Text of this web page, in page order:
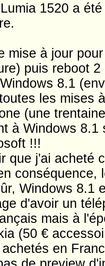
1520 a
mise à jour
puis reboot
8.1
les mises
(une
à Windows
!!!
que j'ai acheté
conséquence,
Windows 8.1
d'avoir un
mais à
(50 €
en